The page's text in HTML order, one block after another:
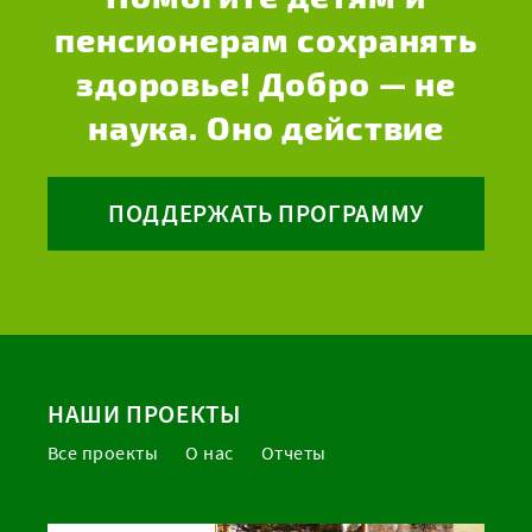
пенсионерам сохранять
здоровье! Добро — не
наука. Оно действие
ПОДДЕРЖАТЬ ПРОГРАММУ
НАШИ ПРОЕКТЫ
Все проекты О нас Отчеты